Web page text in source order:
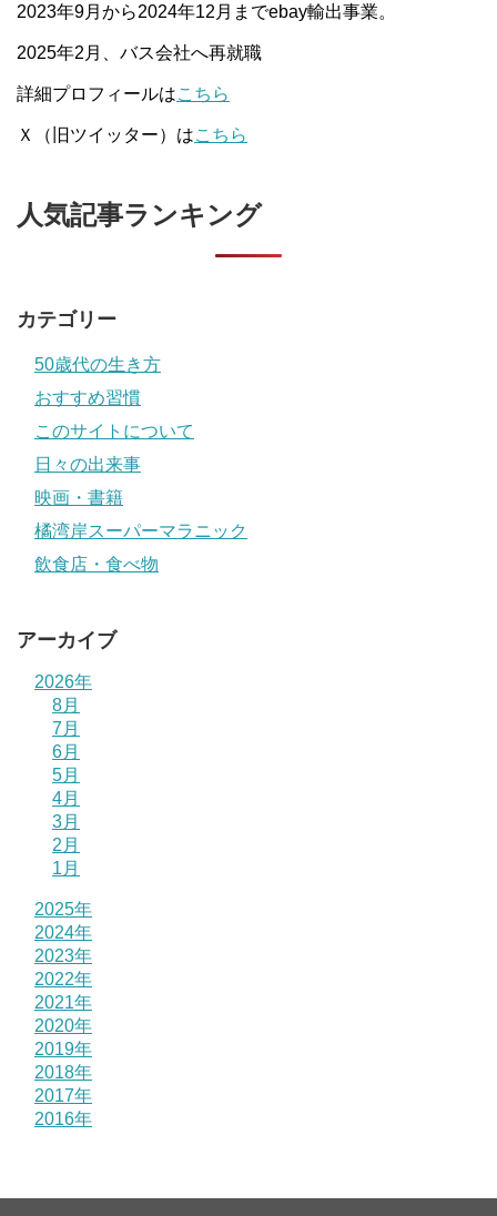
2023年9月から2024年12月までebay輸出事業。
2025年2月、バス会社へ再就職
詳細プロフィールはこちら
Ｘ（旧ツイッター）はこちら
人気記事ランキング
カテゴリー
50歳代の生き方
おすすめ習慣
このサイトについて
日々の出来事
映画・書籍
橘湾岸スーパーマラニック
飲食店・食べ物
アーカイブ
2026年
8月
7月
6月
5月
4月
3月
2月
1月
2025年
2024年
2023年
2022年
2021年
2020年
2019年
2018年
2017年
2016年